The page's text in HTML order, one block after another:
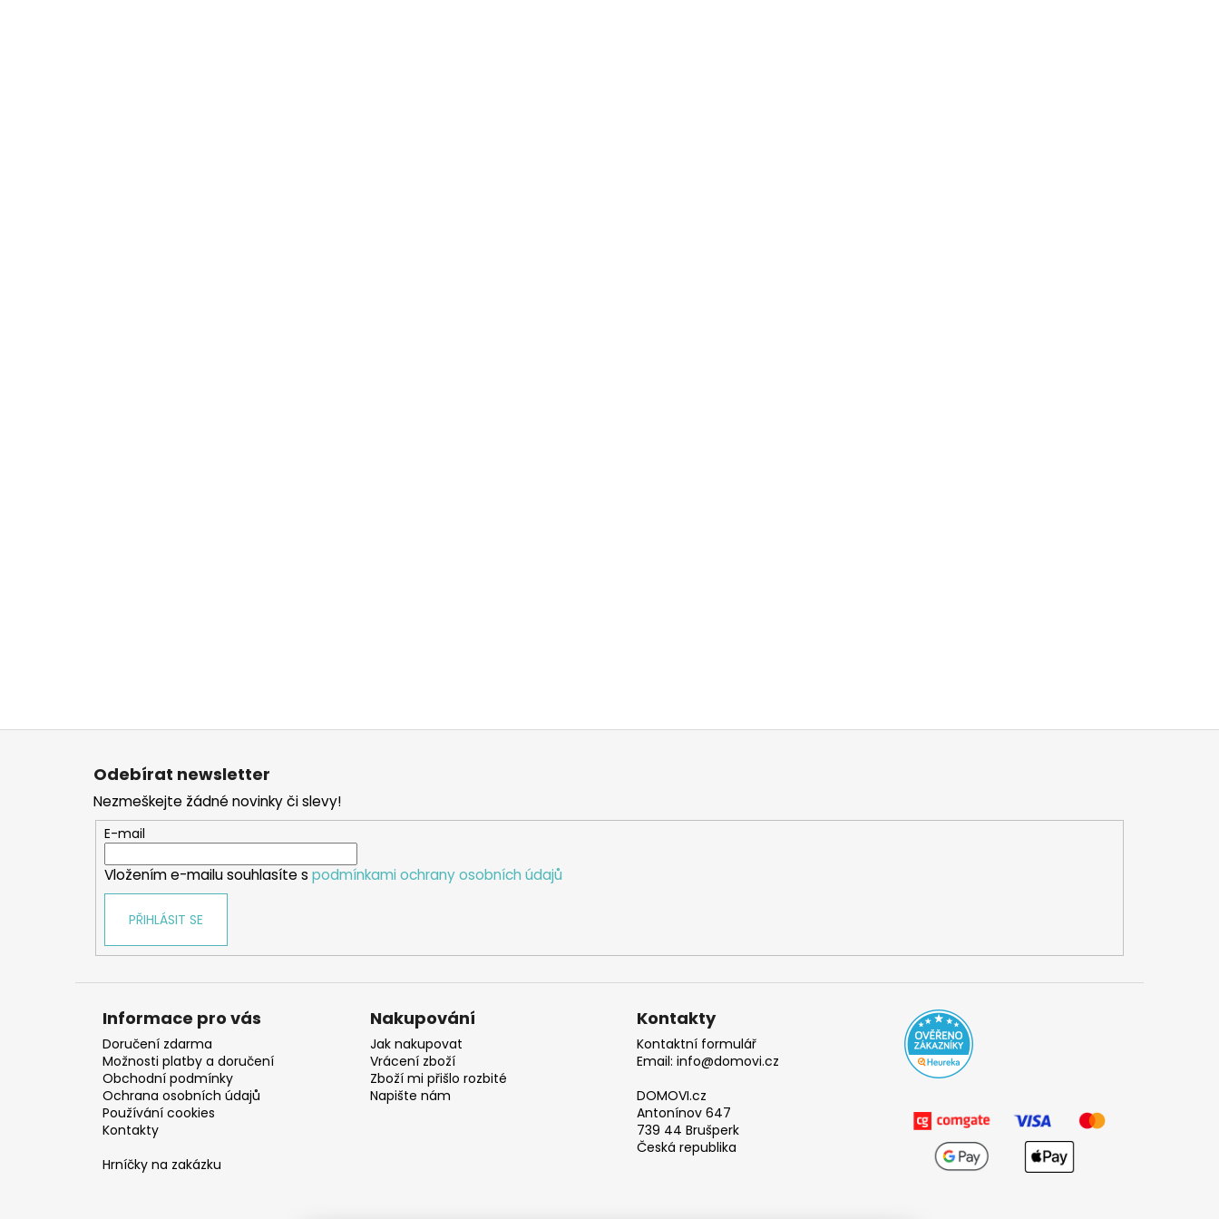
Z
Odebírat newsletter
Nezmeškejte žádné novinky či slevy!
E-mail
Vložením e-mailu souhlasíte s podmínkami ochrany osobních údajů
PŘIHLÁSIT SE
Informace pro vás
Doručení zdarma
Možnosti platby a doručení
Obchodní podmínky
Ochrana osobních údajů
Používání cookies
Kontakty
Hrníčky na zakázku
Nakupování
Jak nakupovat
Vrácení zboží
Zboží mi přišlo rozbité
Napište nám
Kontakty
Kontaktní formulář
Email: info@domovi.cz
DOMOVI.cz
Antonínov 647
739 44 Brušperk
Česká republika